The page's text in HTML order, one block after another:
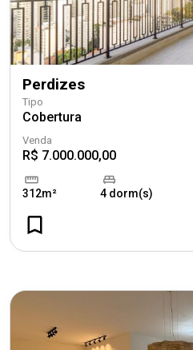
Perdizes
Tipo
Cobertura
Venda
R$ 7.000.000,00
312m² 4 dorm(s)